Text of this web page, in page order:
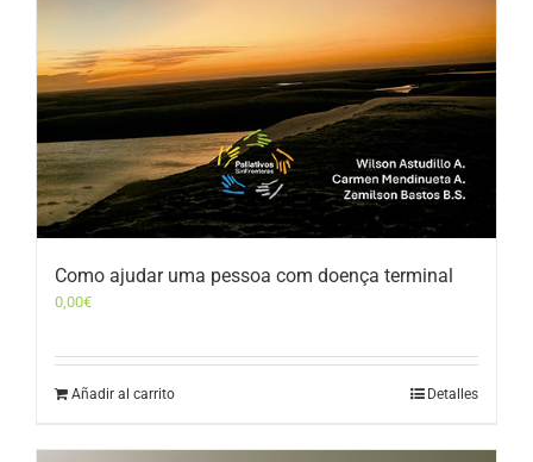
Como ajudar uma pessoa com doença terminal
0,00€
Añadir al carrito Detalles